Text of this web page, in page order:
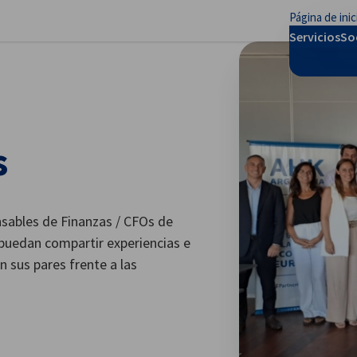
Página de
Servicios
de Finanzas / CFOs de
compartir experiencias e
sus pares frente a las